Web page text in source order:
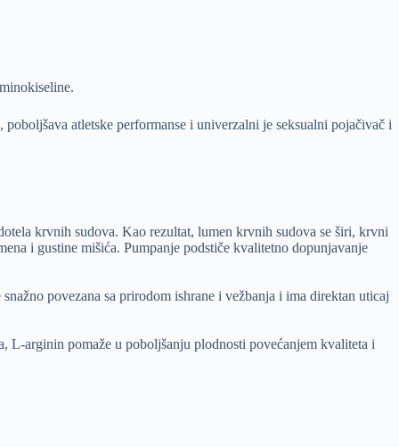
atletske performanse i univerzalni je seksualni pojačivač i
krvnih sudova. Kao rezultat, lumen krvnih sudova se širi, krvni
i gustine mišića. Pumpanje podstiče kvalitetno dopunjavanje
povezana sa prirodom ishrane i vežbanja i ima direktan uticaj
L-arginin pomaže u poboljšanju plodnosti povećanjem kvaliteta i